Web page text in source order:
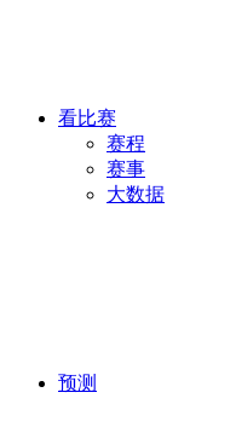
看比赛
赛程
赛事
大数据
预测